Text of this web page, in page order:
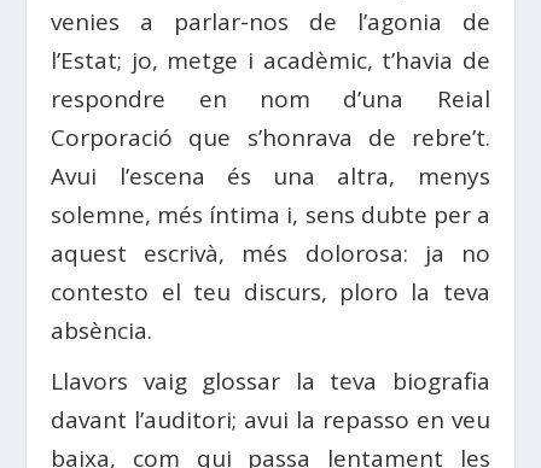
venies a parlar-nos de l’agonia de
l’Estat; jo, metge i acadèmic, t’havia de
respondre en nom d’una Reial
Corporació que s’honrava de rebre’t.
Avui l’escena és una altra, menys
solemne, més íntima i, sens dubte per a
aquest escrivà, més dolorosa: ja no
contesto el teu discurs, ploro la teva
absència.
Llavors vaig glossar la teva biografia
davant l’auditori; avui la repasso en veu
baixa, com qui passa lentament les